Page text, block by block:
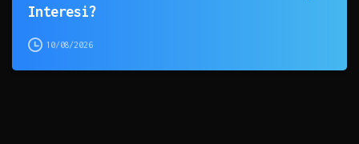
Interesi?
10/08/2026